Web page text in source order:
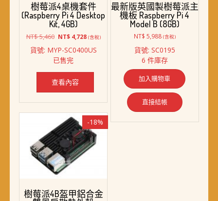
最新版英國製樹莓派主
機板 Raspberry Pi 4
Model B (8GB)
NT$ 5,988 (含稅)
貨號: SC0195
6 件庫存
加入購物車
直接結帳
樹莓派4桌機套件
(Raspberry Pi 4 Desktop
Kit, 4GB)
NT$5,460 原
價
格：
NT$ 5,460。
NT$4,728目
價
NT$ 4,728。
(含稅)
貨號: MYP-SC0400US
已售完
查看內容
-18%
樹莓派4B盔甲鋁合金